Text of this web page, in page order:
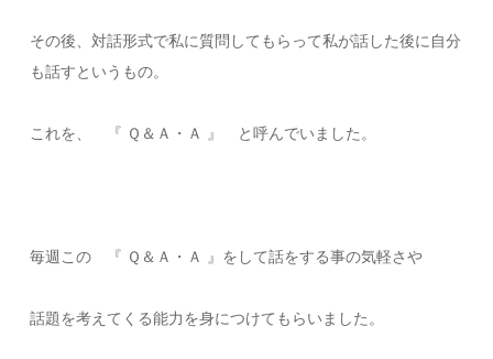
その後、対話形式で私に質問してもらって私が話した後に自分
も話すというもの。
これを、 『 Ｑ＆Ａ・Ａ 』 と呼んでいました。
毎週この 『 Ｑ＆Ａ・Ａ 』をして話をする事の気軽さや
話題を考えてくる能力を身につけてもらいました。